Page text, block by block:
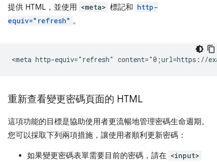
提供 HTML，並使用 <meta> 標記和 http-
equiv="refresh" 。
重新查看變更密碼頁面的 HTML
這項功能的目標是協助使用者更流暢地管理密碼生命週期。
您可以採取下列兩項措施，讓使用者順利更新密碼：
如果變更密碼表單需要目前的密碼，請在 <input>